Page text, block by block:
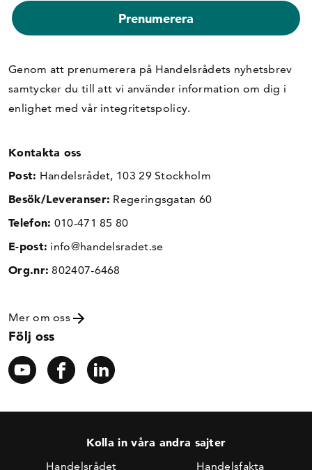
Genom att prenumerera på Handelsrådets nyhetsbrev
samtycker du till att vi använder information om dig i
enlighet med vår integritetspolicy.
Kontakta oss
Post: Handelsrådet, 103 29 Stockholm
Besök/Leveranser: Regeringsgatan 60
Telefon: 010-471 85 80
E-post: info@handelsradet.se
Org.nr: 802407-6468
Mer om oss
Följ oss
Kolla in våra andra sajter
Handelsrådet Handelsfakta